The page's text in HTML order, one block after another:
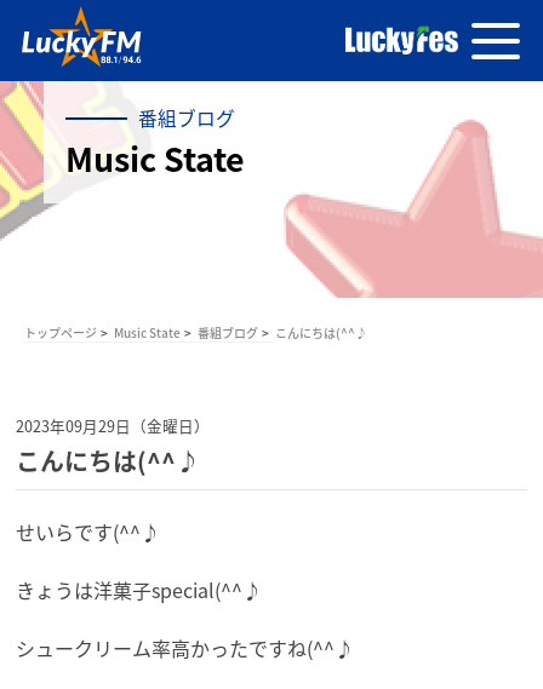
番組ブログ
Music State
トップページ Music State 番組ブログ こんにちは(^^♪
2023年09月29日（金曜日）
こんにちは(^^♪
せいらです(^^♪
きょうは洋菓子special(^^♪
シュークリーム率高かったですね(^^♪